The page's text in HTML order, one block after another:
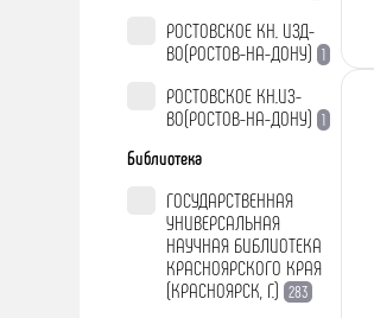
РОСТОВСКОЕ КН. ИЗД-
ВО(РОСТОВ-НА-ДОНУ) 1
РОСТОВСКОЕ КН.ИЗ-
ВО(РОСТОВ-НА-ДОНУ) 1
Библиотека
ГОСУДАРСТВЕННАЯ
УНИВЕРСАЛЬНАЯ
НАУЧНАЯ БИБЛИОТЕКА
КРАСНОЯРСКОГО КРАЯ
(КРАСНОЯРСК, Г.) 283